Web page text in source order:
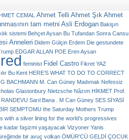
CEMAL Ahmet Telli Ahmet Şık Ahmet
tam metni Asli Erdogan Bakişın
sistemi Behçet Aysan Bu Tufandan Sonra Cansu
Anneleri Didem Gülçin Erdem Die gestundete
EDGAR ALLAN POE Eren Aysan
feminist Fidel Castro Fikret YAZ
Bu Kent HERE’S WHAT TO DO TO CORRECT
BACHMANN M. Can Güney Madımak Nefessiz
Glastonbury Nietzsche Nâzım HİKMET Prof.
RANDEVU Sarıl Bana . M Can Güney SES SİYASİ
SEMPTOMU the Saturday Mothers Trump
with a silver lining for the world’s progressives
kadar faşizmi yaşayacak Vizyoner Yanis
bir avuç volkan ÖMÜR'CÜ GELDİ ÇOCUK